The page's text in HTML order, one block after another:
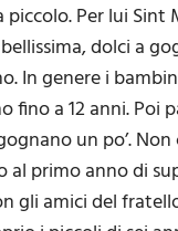
piccolo. Per lui Sint
dolci a
In genere i
fino a 12 anni. Poi
un po’.
primo anno di
gli amici del